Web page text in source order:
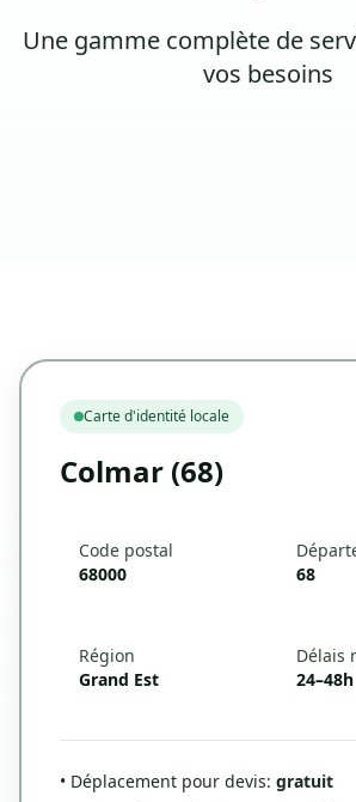
Une gamme complète de
vos besoins
Carte d'identité locale
Colmar (68)
Code postal
68000
68
Région
Grand Est
Délais
24–48h
• Déplacement pour devis: gratuit